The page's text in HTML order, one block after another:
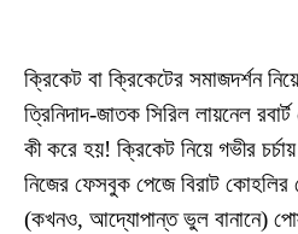
ক্রিকেট বা ক্রিকেটের সমাজদর্শন
ত্রিনিদাদ-জাতক সিরিল লায়নেল
কী করে হয়! ক্রিকেট নিয়ে গভীর
নিজের ফেসবুক পেজে বিরাট কোহলির
(কখনও, আদ্যোপান্ত ভুল বানানে)